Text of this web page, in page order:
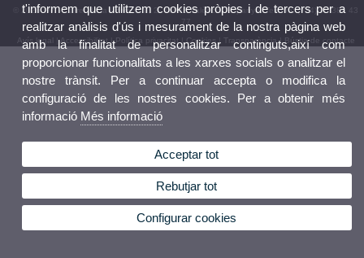
© 2026 UV. - Carrer de la Universitat, 2. 46003 València, Espanya. Telèfon: (+34) 96 386 43
77
Avís legal |Accessibilitat|Política privacitat|Cookies| Transparència|Bústia de contacte
t'informem que utilitzem cookies pròpies i de tercers per a
realitzar anàlisis d'ús i mesurament de la nostra pàgina web
amb la finalitat de personalitzar continguts,així com
proporcionar funcionalitats a les xarxes socials o analitzar el
nostre trànsit. Per a continuar accepta o modifica la
configuració de les nostres cookies. Per a obtenir més
informació Més informació
Acceptar tot
Rebutjar tot
Configurar cookies